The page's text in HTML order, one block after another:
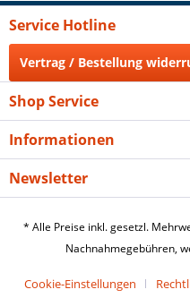
Service Hotline
Vertrag / Bestellung
Shop Service
Informationen
Newsletter
* Alle Preise inkl. gesetzl.
Nachnahmegebühren,
Cookie-Einstellungen